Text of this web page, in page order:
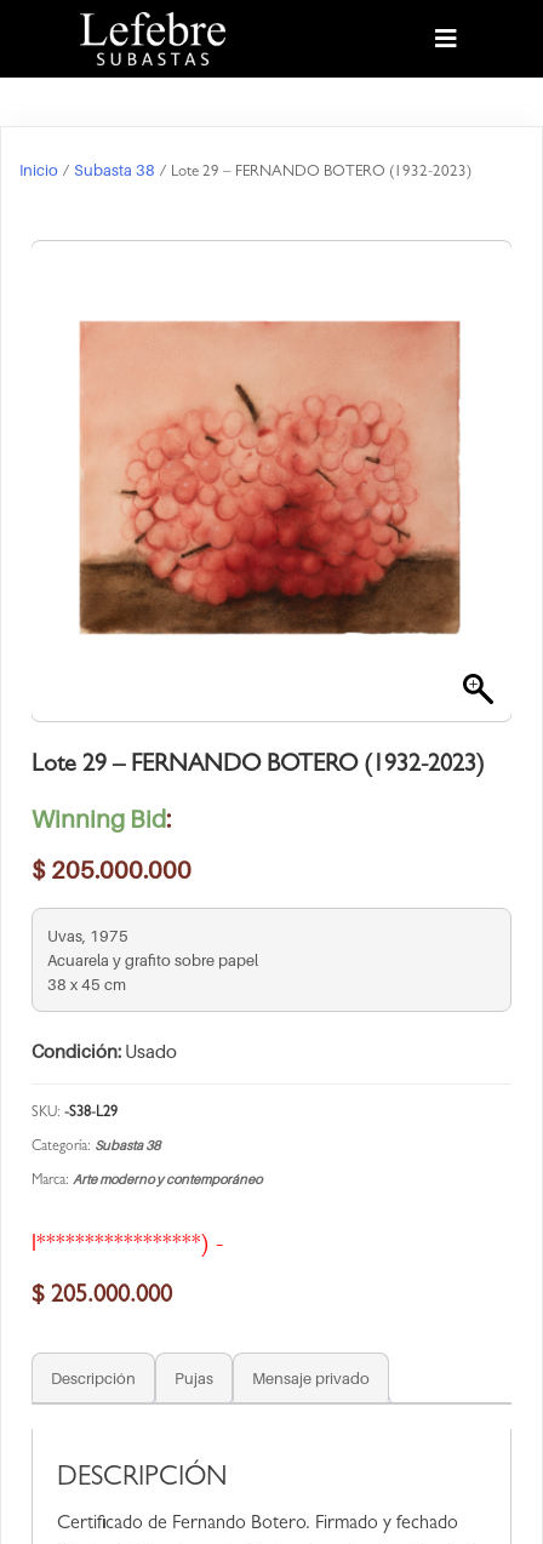
Inicio / Subasta 38 / Lote 29 – FERNANDO BOTERO (1932-2023)
Lote 29 – FERNANDO BOTERO (1932-2023)
Winning Bid:
$ 205.000.000
Uvas, 1975
Acuarela y grafito sobre papel
38 x 45 cm
Condición: Usado
SKU: -S38-L29
Categoría: Subasta 38
Marca: Arte moderno y contemporáneo
l*****************) -
$ 205.000.000
Descripción Pujas Mensaje privado
DESCRIPCIÓN
Certificado de Fernando Botero. Firmado y fechado